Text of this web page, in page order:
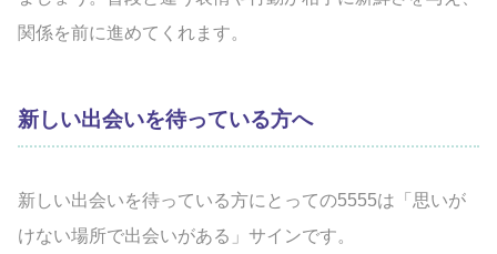
関係を前に進めてくれます。
新しい出会いを待っている方へ
新しい出会いを待っている方にとっての5555は「思いが
けない場所で出会いがある」サインです。